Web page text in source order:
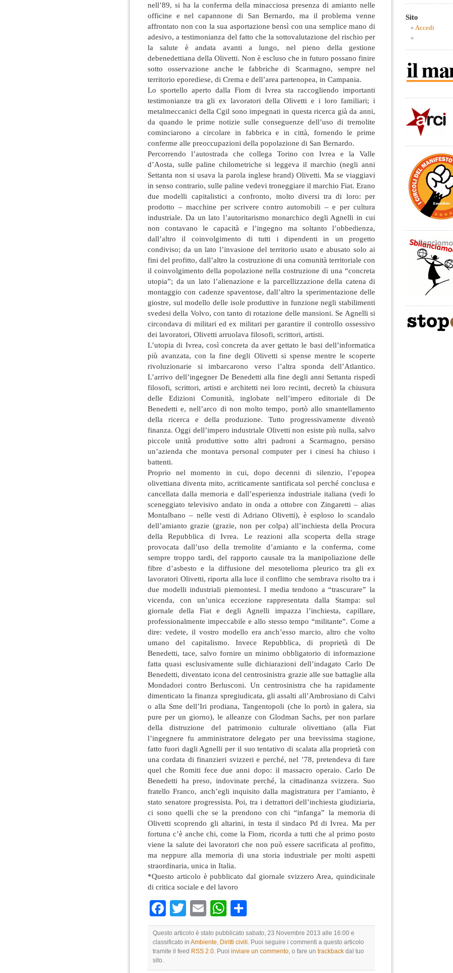
nell’89, si ha la conferma della minacciosa presenza di amianto nelle
officine e nel capannone di San Bernardo, ma il problema venne
affrontato non con la sua asportazione bensì con una semplice mano di
adesivo, a testimonianza del fatto che la sottovalutazione del rischio per
la salute è andata avanti a lungo, nel pieno della gestione
debenedettiana della Olivetti. Non è escluso che in futuro possano finire
sotto osservazione anche le fabbriche di Scarmagno, sempre nel
territorio eporediese, di Crema e dell’area partenopea, in Campania.
Lo sportello aperto dalla Fiom di Ivrea sta raccogliendo importanti
testimonianze tra gli ex lavoratori della Olivetti e i loro familiari; i
metalmeccanici della Cgil sono impegnati in questa ricerca già da anni,
da quando le prime notizie sulle conseguenze dell’uso di tremolite
cominciarono a circolare in fabbrica e in città, fornendo le prime
conferme alle preoccupazioni della popolazione di San Bernardo.
Percorrendo l’autostrada che collega Torino con Ivrea e la Valle
d’Aosta, sulle paline chilometriche si leggeva il marchio (negli anni
Settanta non si usava la parola inglese brand) Olivetti. Ma se viaggiavi
in senso contrario, sulle paline vedevi troneggiare il marchio Fiat. Erano
due modelli capitalistici a confronto, molto diversi tra di loro: per
prodotto – macchine per scrivere contro automobili – e per cultura
industriale. Da un lato l’autoritarismo monarchico degli Agnelli in cui
non contavano le capacità e l’ingegno ma soltanto l’obbedienza,
dall’altro il coinvolgimento di tutti i dipendenti in un progetto
condiviso; da un lato l’invasione del territorio usato e abusato solo ai
fini del profitto, dall’altro la costruzione di una comunità territoriale con
il coinvolgimento della popolazione nella costruzione di una “concreta
utopia”; da un lato l’alienazione e la parcellizzazione della catena di
montaggio con cadenze spaventose, dall’altro la sperimentazione delle
giostre, sul modello delle isole produttive in funzione negli stabilimenti
svedesi della Volvo, con tanto di rotazione delle mansioni. Se Agnelli si
circondava di militari ed ex militari per garantire il controllo ossessivo
dei lavoratori, Olivetti arruolava filosofi, scrittori, artisti.
L’utopia di Ivrea, così concreta da aver gettato le basi dell’informatica
più avanzata, con la fine degli Olivetti si spense mentre le scoperte
rivoluzionarie si imbarcarono verso l’altra sponda dell’Atlantico.
L’arrivo dell’ingegner De Benedetti alla fine degli anni Settanta rispedì
filosofi, scrittori, artisti e architetti nei loro recinti, decretò la chiusura
delle Edizioni Comunità, inglobate nell’impero editoriale di De
Benedetti e, nell’arco di non molto tempo, portò allo smantellamento
della ricerca e della produzione. Tutto progressivamente diventò
finanza. Oggi dell’impero industriale Olivetti non esiste più nulla, salvo
piccole unità produttive sotto altri padroni a Scarmagno, persino
un’azienda che montava personal computer per i cinesi ha chiuso i
battenti.
Proprio nel momento in cui, dopo decenni di silenzio, l’epopea
olivettiana diventa mito, acriticamente santificata sol perché conclusa e
cancellata dalla memoria e dall’esperienza industriale italiana (vedi lo
sceneggiato televisivo andato in onda a ottobre con Zingaretti – alias
Montalbano – nelle vesti di Adriano Olivetti), è esploso lo scandalo
dell’amianto grazie (grazie, non per colpa) all’inchiesta della Procura
della Repubblica di Ivrea. Le reazioni alla scoperta della strage
provocata dall’uso della tremolite d’amianto e la conferma, come
sempre troppo tardi, del rapporto causale tra la manipoliazione delle
fibre d’asbesto e la diffusione del mesotelioma pleurico tra gli ex
lavoratori Olivetti, riporta alla luce il conflitto che sembrava risolto tra i
due modelli industriali piemontesi. I media tendono a “trascurare” la
vicenda, con un’unica eccezione rappresentata dalla Stampa: sul
giornale della Fiat e degli Agnelli impazza l’inchiesta, capillare,
professionalmente impeccabile e allo stesso tempo “militante”. Come a
dire: vedete, il vostro modello era anch’esso marcio, altro che volto
umano del capitalismo. Invece Repubblica, di proprietà di De
Benedetti, tace, salvo fornire un minimo obbligatorio di informazione
fatta quasi esclusivamente sulle dichiarazioni dell’indagato Carlo De
Benedetti, diventato icona del centrosinistra grazie alle sue battaglie alla
Mondadori contro Berlusconi. Un centrosinistra che ha rapidamente
dimenticato la finanza spregiudicata, gli assalti all’Ambrosiano di Calvi
o alla Sme dell’Iri prodiana, Tangentopoli (che lo portò in galera, sia
pure per un giorno), le alleanze con Glodman Sachs, per non parlare
della distruzione del patrimonio culturale olivettiano (alla Fiat
l’ingegnere fu amministratore delegato per una brevissima stagione,
fatto fuori dagli Agnelli per il suo tentativo di scalata alla proprietà con
una cordata di finanzieri svizzeri e perché, nel ’78, pretendeva di fare
quel che Romiti fece due anni dopo: il massacro operaio. Carlo De
Benedetti ha preso, indovinate perché, la cittadinanza svizzera. Suo
fratello Franco, anch’egli inquisito dalla magistratura per l’amianto, è
stato senatore progressista. Poi, tra i detrattori dell’inchiesta giudiziaria,
ci sono quelli che se la prendono con chi “infanga” la memoria di
Olivetti scoprendo gli altarini, in testa il sindaco Pd di Ivrea. Ma per
fortuna c’è anche chi, come la Fiom, ricorda a tutti che al primo posto
viene la salute dei lavoratori che non può essere sacrificata al profitto,
ma neppure alla memoria di una storia industriale per molti aspetti
straordinaria, unica in Italia.
*Questo articolo è pubblicato dal giornale svizzero Area, quindicinale
di critica sociale e del lavoro
Facebook
TwitterEmailWhatsApp
Questo articolo è stato pubblicato sabato, 23 Novembre 2013 alle 16:00 e
classificato in Ambiente, Diritti civili. Puoi seguire i commenti a questo articolo
tramite il feed RSS 2.0. Puoi inviare un commento, o fare un trackback dal tuo
sito.
Sito
Accedi